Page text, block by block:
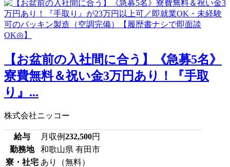
【お盆前の入社間に合う】《急募5名》
寮費無料＆祝い金3万円あり！『手取
り』...
株式会社ニッコー
給与 月収例232,500円
勤務地
和歌山県 有田市
寮・社宅 あり（無料）